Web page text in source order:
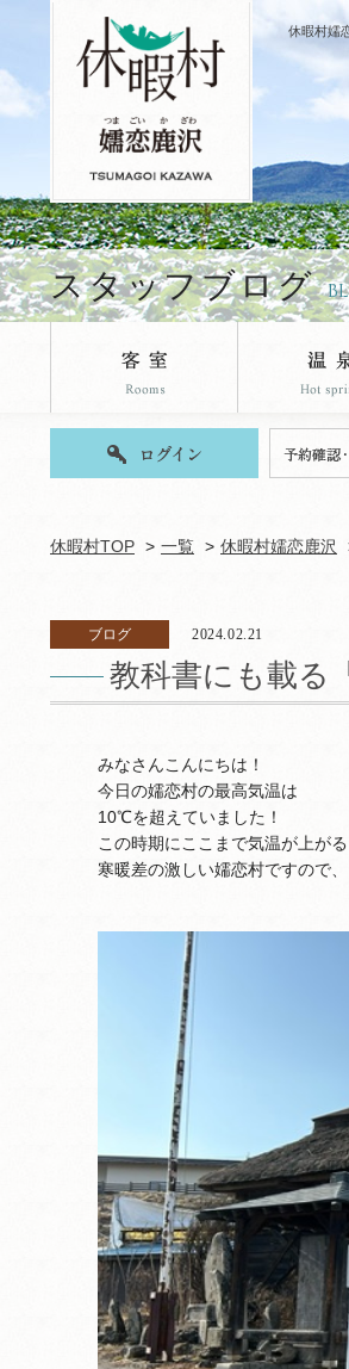
休暇村嬬
スタッフブログ
休暇村TOP 一覧 休暇村嬬恋鹿沢
ブログ 2024.02.21
教科書にも載る
みなさんこんにちは！
今日の嬬恋村の最高気温は
10℃を超えていました！
この時期にここまで気温が上が
寒暖差の激しい嬬恋村ですので